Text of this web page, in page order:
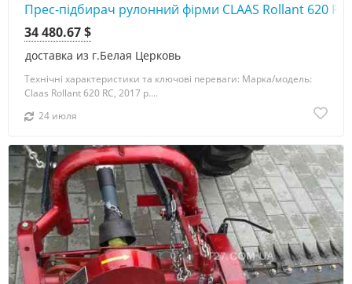
Прес-підбирач рулонний фірми CLAAS Rollant 620
доставка из г.Белая Церковь
34 480.67 $
Технічні характеристики та ключові переваги: Марка/модель:
Claas Rollant 620 RC, 2017 р....
24 июля